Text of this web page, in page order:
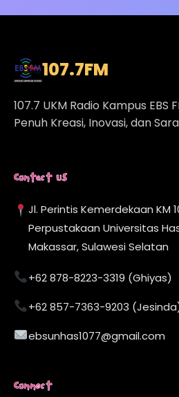
107.7FM
107.7 UKM Radio Kampus EBS
Penuh Kreasi, Inovasi, dan
Contact Us
Jl. Perintis Kemerdekaan KM
Perpustakaan Universitas
Makassar, Sulawesi Selatan
+62 878-8223-3319 (Ghiyas)
+62 857-7363-9203
ebsunhas1077@gmail.com
Connect